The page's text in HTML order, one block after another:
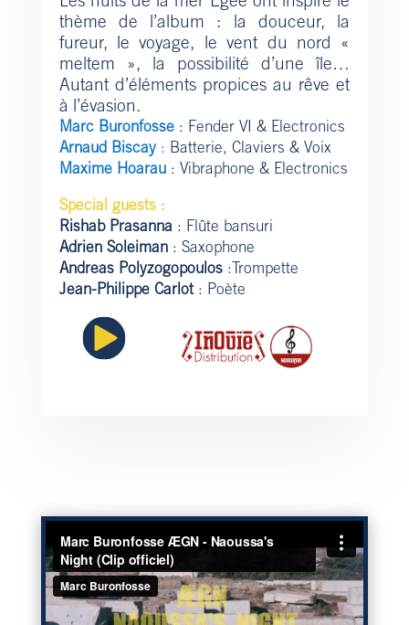
thème de l’album : la douceur, la
fureur, le voyage, le vent du nord «
meltem », la possibilité d’une île…
Autant d’éléments propices au rêve et
à l’évasion.
Marc Buronfosse: Fender VI & Electronics
Arnaud Biscay: Batterie, Claviers & Voix
Maxime Hoarau : Vibraphone & Electronics
Special guests :
Rishab Prasanna : Flûte bansuri
Adrien Soleiman: Saxophone
Andreas Polyzogopoulos :Trompette
Jean-Philippe Carlot : Poète